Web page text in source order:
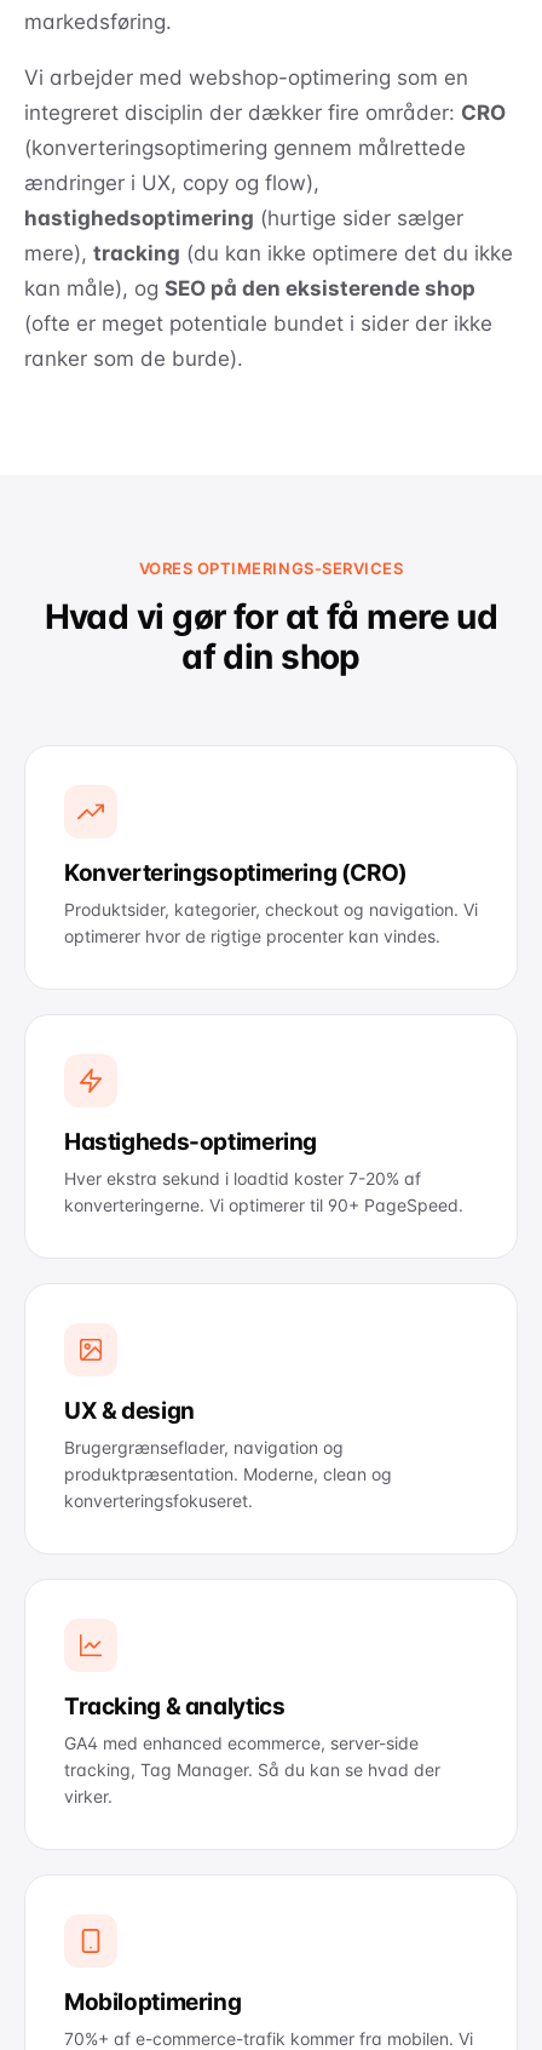
markedsføring.
Vi arbejder med webshop-optimering som en
integreret disciplin der dækker fire områder: CRO
(konverteringsoptimering gennem målrettede
ændringer i UX, copy og flow),
hastighedsoptimering (hurtige sider sælger
mere), tracking (du kan ikke optimere det du ikke
kan måle), og SEO på den eksisterende shop
(ofte er meget potentiale bundet i sider der ikke
ranker som de burde).
VORES OPTIMERINGS-SERVICES
Hvad vi gør for at få mere ud
af din shop
Konverteringsoptimering (CRO)
Produktsider, kategorier, checkout og navigation. Vi
optimerer hvor de rigtige procenter kan vindes.
Hastigheds-optimering
Hver ekstra sekund i loadtid koster 7-20% af
konverteringerne. Vi optimerer til 90+ PageSpeed.
UX & design
Brugergrænseflader, navigation og
produktpræsentation. Moderne, clean og
konverteringsfokuseret.
Tracking & analytics
GA4 med enhanced ecommerce, server-side
tracking, Tag Manager. Så du kan se hvad der
virker.
Mobiloptimering
70%+ af e-commerce-trafik kommer fra mobilen. Vi